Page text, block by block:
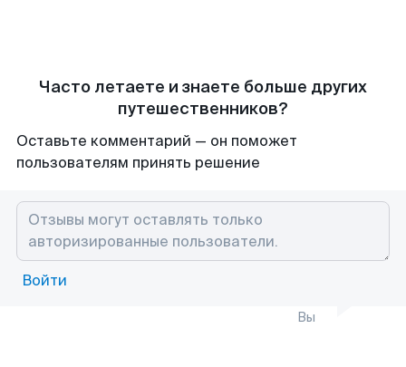
Часто летаете и знаете больше других
путешественников?
Оставьте комментарий — он поможет
пользователям принять решение
Войти
Вы